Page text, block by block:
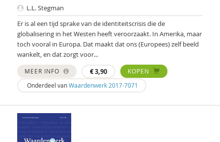
L.L. Stegman
Er is al een tijd sprake van de identiteitscrisis die de
globalisering in het Westen heeft veroorzaakt. In Amerika, maar
toch vooral in Europa. Dat maakt dat ons (Europees) zelf beeld
wankelt, en dat zorgt voor...
MEER INFO €3,90
KOPEN
Onderdeel vanWaardenwerk 2017-7071